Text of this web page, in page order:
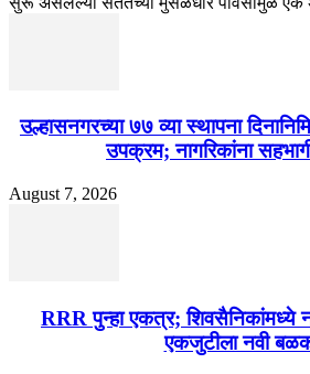
उल्हासनगरच्या ७७ व्या स्थापना
उपक्रम; नागरिकांना
August 7, 2026
RRR पुन्हा एकत्र; शिवसैनिकांमध्ये
एकजुटीला नवी